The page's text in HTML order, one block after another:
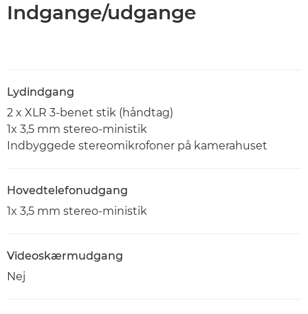
Indgange/udgange
Lydindgang
2 x XLR 3-benet stik (håndtag)
1x 3,5 mm stereo-ministik
Indbyggede stereomikrofoner på kamerahuset
Hovedtelefonudgang
1x 3,5 mm stereo-ministik
Videoskærmudgang
Nej